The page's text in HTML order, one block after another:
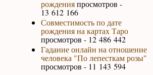
рожденияпросмотров -
13 612 166
Совместимость по дате
рождения на картах Таро
просмотров - 12 486 442
Гадание онлайн на отношение
человека "По лепесткам розы"
просмотров - 11 143 594